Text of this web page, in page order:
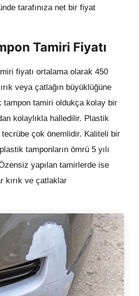
tarafınıza net bir fiyat
Tamiri Fiyatı
fiyatı ortalama olarak 450
veya çatlağın büyüklüğüne
tampon tamiri oldukça kolay bir
kolaylıkla halledilir. Plastik
çok önemlidir. Kaliteli bir
tamponların ömrü 5 yılı
yapılan tamirlerde ise
kırık ve çatlaklar